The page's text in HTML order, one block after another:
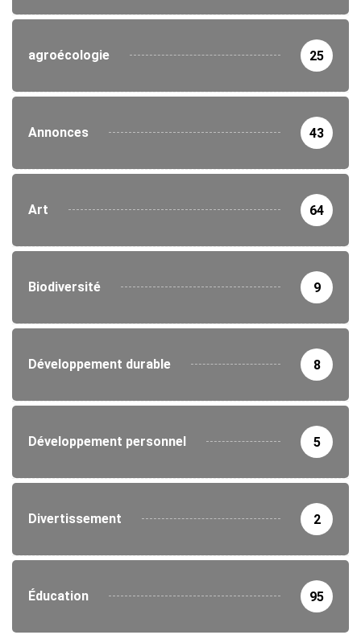
agroécologie 25
Annonces 43
Art 64
Biodiversité 9
Développement durable 8
Développement personnel 5
Divertissement 2
Éducation 95